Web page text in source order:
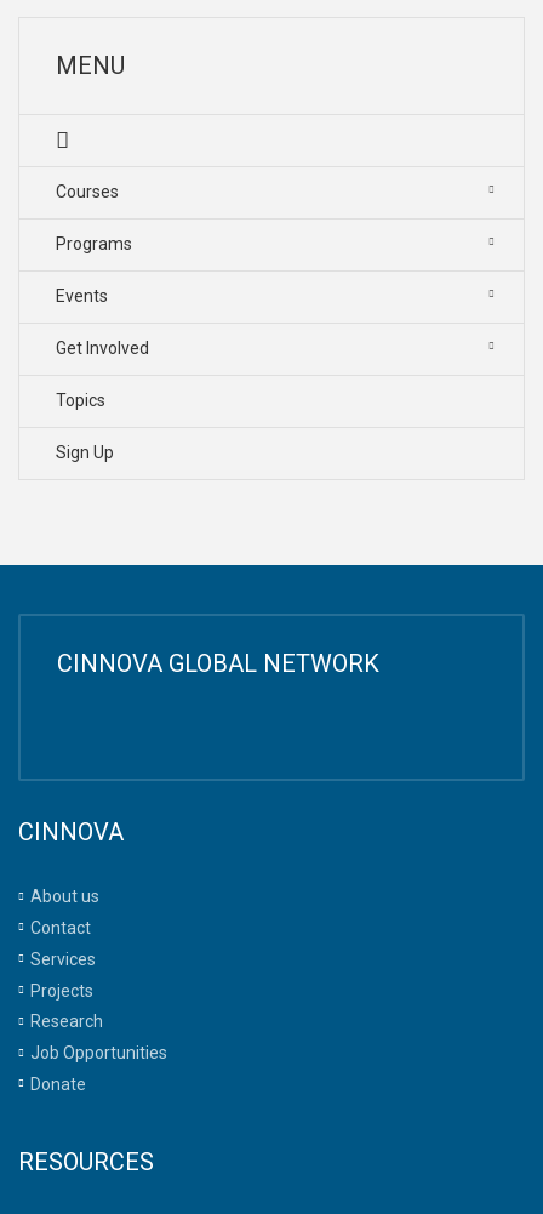
MENU
Courses
Programs
Events
Get Involved
Topics
Sign Up
CINNOVA GLOBAL NETWORK
CINNOVA
About us
Contact
Services
Projects
Research
Job Opportunities
Donate
RESOURCES